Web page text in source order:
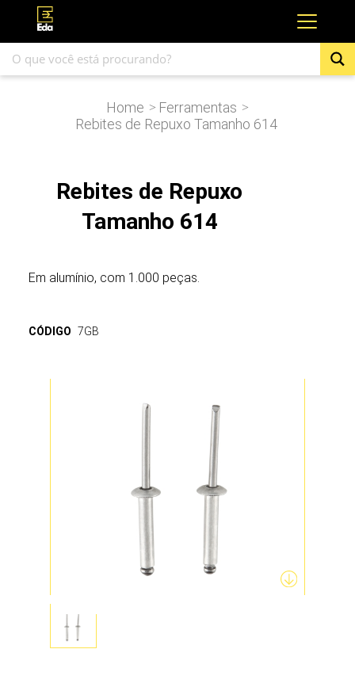
Home > Ferramentas >
Rebites de Repuxo Tamanho 614
Rebites de Repuxo
Tamanho 614
Em alumínio, com 1.000 peças.
CÓDIGO 7GB